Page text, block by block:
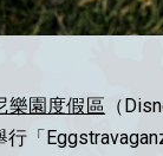
樂園度假區 （
行「